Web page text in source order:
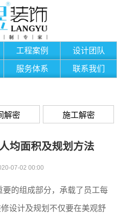
工程案例 设计团队
服务体系 联系我们
解密 施工解密
均面积及规划方法
07-02 00:00
要的组成部分，承载了员工每
设计及规划不仅要在美观舒